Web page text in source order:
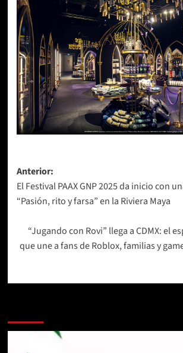
Navegación
de
entradas
Anterior:
El Festival PAAX GNP 2025 da inicio con
“Pasión, rito y farsa” en la Riviera Maya
“Jugando con Rovi” llega a CDMX: el
que une a fans de Roblox, familias y